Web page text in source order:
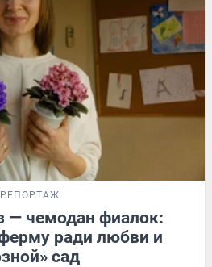
— чемодан фиалок:
ради любви и
сад